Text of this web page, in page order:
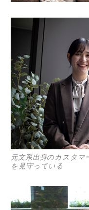
元文系出身のカスタ
を見守っている